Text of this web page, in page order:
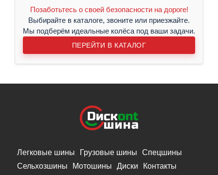
Позаботьтесь о своей безопасности на дороге!
Выбирайте в каталоге, звоните или приезжайте.
Мы подберём идеальные колёса под ваши задачи.
ПЕРЕЙТИ В КАТАЛОГ
Легковые шины Грузовые шины
Спецшины
Сельхозшины
Мотошины Диски
Контакты